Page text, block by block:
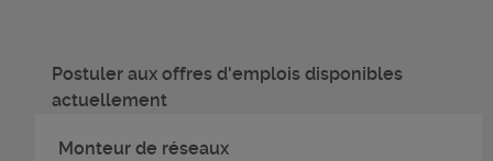
Postuler aux offres d'emplois disponibles
actuellement
Monteur de réseaux